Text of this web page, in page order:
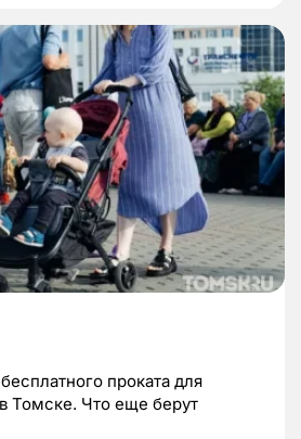
проката для
Томске. Что еще берут